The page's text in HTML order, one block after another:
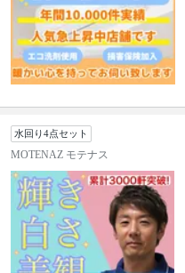
水回り4点セット
MOTENAZ モテナス